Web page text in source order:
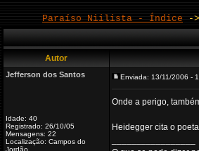
Paraíso Niilista - Índice -
Autor
Jefferson dos Santos
Idade: 40
Registrado: 26/10/05
Mensagens: 22
Localização: Campos do
Jordão
Enviada: 13/11/2006 -
Onde a perigo,
Heidegger cita o